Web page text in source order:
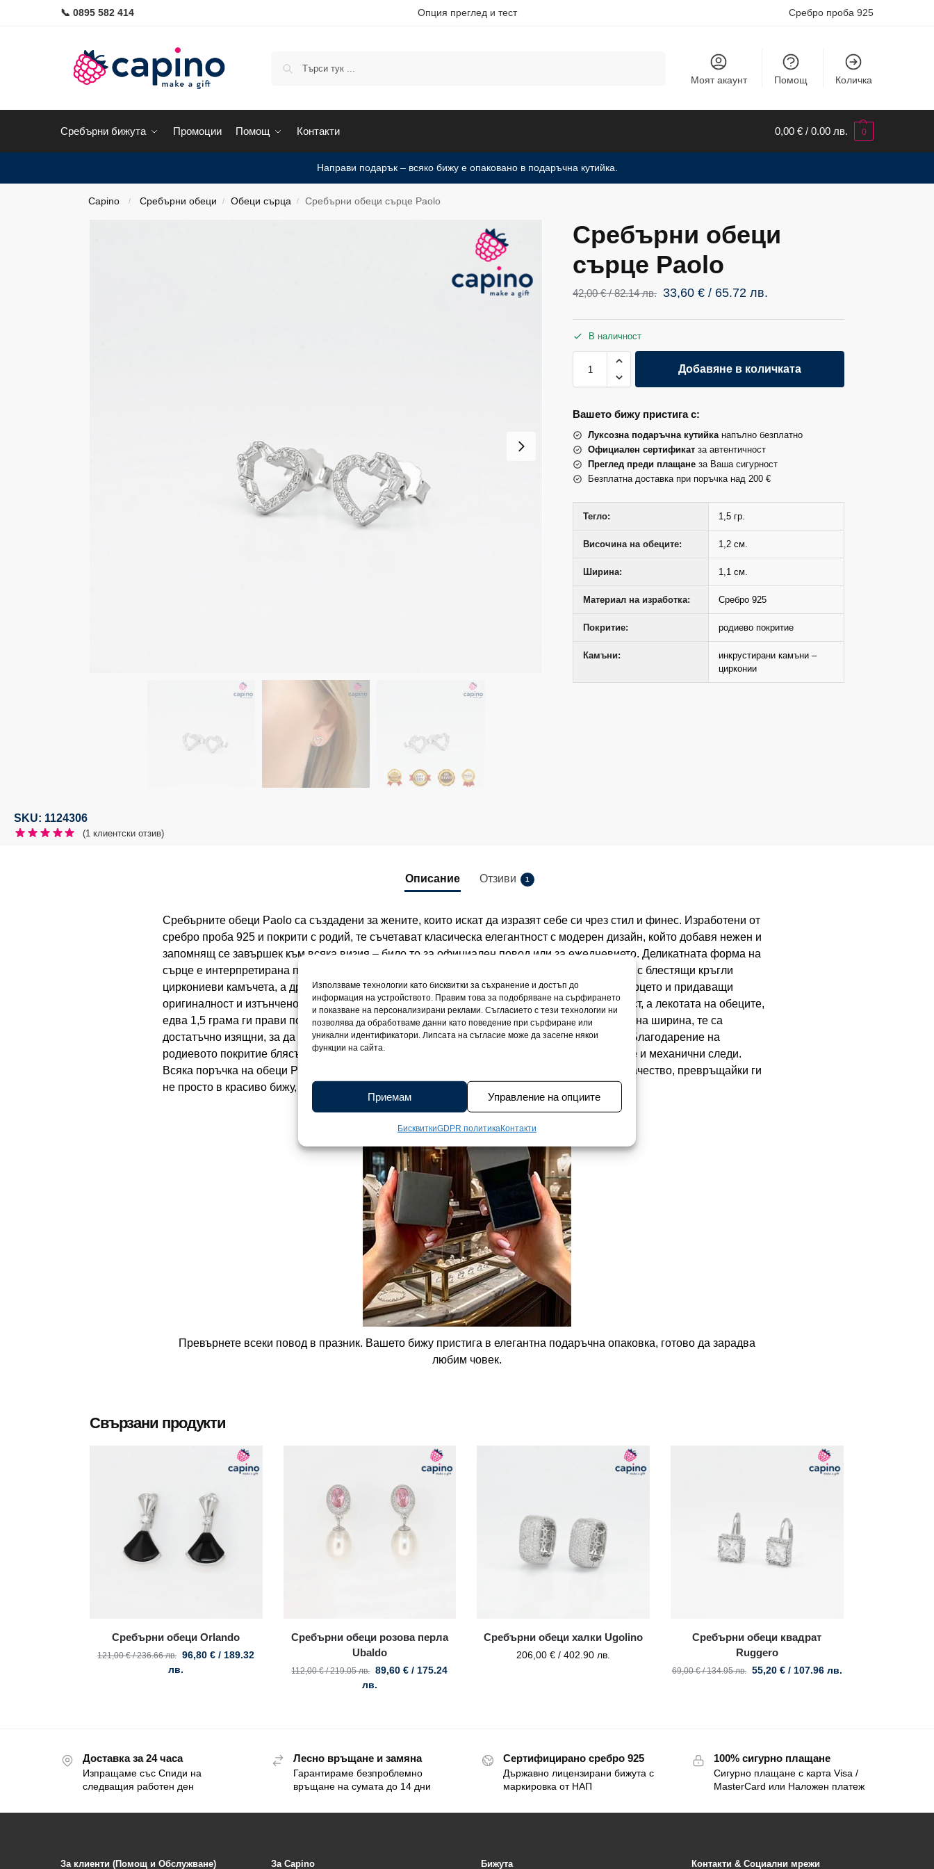
Използваме технологии като бисквитки за съхранение и достъп до
информация на устройството. Правим това за подобряване на сърфирането
и показване на персонализирани реклами. Съгласието с тези технологии ни
позволява да обработваме данни като поведение при сърфиране или
уникални идентификатори. Липсата на съгласие може да засегне някои
функции на сайта.
Приемам Управление на опциите
БисквиткиGDPR политикаКонтакти
📞 0895 582 414 Опция преглед и тест Сребро проба 925
Моят акаунт Помощ Количка
Сребърни бижута Промоции Помощ Контакти 0,00 € / 0.00 лв. 0
Направи подарък – всяко бижу е опаковано в подаръчна кутийка.
Capino / Сребърни обеци / Обеци сърца / Сребърни обеци сърце Paolo
Сребърни обеци
сърце Paolo
42,00€ / 82.14 лв. 33,60€ / 65.72 лв.
В наличност
Добавяне в количката
Вашето бижу пристига с:
Луксозна подаръчна кутийка напълно безплатно
Официален сертификат за автентичност
Преглед преди плащане за Ваша сигурност
Безплатна доставка при поръчка над 200 €
Тегло: 1,5 гр.
Височина на обеците: 1,2 см.
Ширина: 1,1 см.
Материал на изработка: Сребро 925
Покритие: родиево покритие
Камъни:
инкрустирани камъни –
цирконии
SKU: 1124306
(1 клиентски отзив)
Описание Отзиви 1
Сребърните обеци Paolo са създадени за жените, които искат да изразят себе си чрез стил и финес. Изработени от
сребро проба 925 и покрити с родий, те съчетават класическа елегантност с модерен дизайн, който добавя нежен и
запомнящ се завършек към всяка визия – било то за официален повод или за ежедневието. Деликатната форма на
сърце е интерпретирана по изключително изискан начин. Едната половина е инкрустирана с блестящи кръгли
циркониеви камъчета, а другата сияе с продълговати камъни, подредени по линията на сърцето и придаващи
оригиналност и изтънчено излъчване. Закопчаването с винт гарантира удобство и сигурност, а лекотата на обеците,
едва 1,5 грама ги прави почти неусетни при носене. С размери 1,2 см на височина и 1,1 см на ширина, те са
достатъчно изящни, за да подчертаят нежността на всяка дама, без да бъдат натрапчиви. Благодарение на
родиевото покритие блясъкът им остава непокътнат във времето, защитен от потъмняване и механични следи.
Всяка поръчка на обеци Paolo пристига в стилна подаръчна кутийка и със сертификат за качество, превръщайки ги
не просто в красиво бижу, а в символичен подарък за любов, нежност и вечен стил.
Превърнете всеки повод в празник. Вашето бижу пристига в елегантна подаръчна опаковка, готово да зарадва
любим човек.
Свързани продукти
Сребърни обеци Orlando
121,00€ / 236.66 лв. 96,80€ / 189.32
лв.
Сребърни обеци розова перла
Ubaldo
112,00€ / 219.05 лв. 89,60€ / 175.24
лв.
Сребърни обеци халки Ugolino
206,00€ / 402.90 лв.
Сребърни обеци квадрат
Ruggero
69,00€ / 134.95 лв. 55,20 € / 107.96 лв.
Доставка за 24 часа
Изпращаме със Спиди на
следващия работен ден
Лесно връщане и замяна
Гарантираме безпроблемно
връщане на сумата до 14 дни
Сертифицирано сребро 925
Държавно лицензирани бижута с
маркировка от НАП
100% сигурно плащане
Сигурно плащане с карта Visa /
MasterCard или Наложен платеж
За клиенти (Помощ и Обслужване) За Capino Бижута Контакти & Социални мрежи